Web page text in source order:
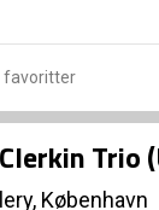
favoritter
Trio
København